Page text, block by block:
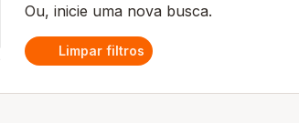
Ou, inicie uma nova busca.
Limpar filtros